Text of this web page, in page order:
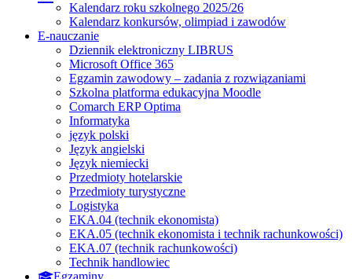
Kalendarz roku szkolnego 2025/26
Kalendarz konkursów, olimpiad i zawodów
E-nauczanie
Dziennik elektroniczny LIBRUS
Microsoft Office 365
Egzamin zawodowy – zadania z rozwiązaniami
Szkolna platforma edukacyjna Moodle
Comarch ERP Optima
Informatyka
język polski
Język angielski
Język niemiecki
Przedmioty hotelarskie
Przedmioty turystyczne
Logistyka
EKA.04 (technik ekonomista)
EKA.05 (technik ekonomista i technik rachunkowości)
EKA.07 (technik rachunkowości)
Technik handlowiec
Egzaminy